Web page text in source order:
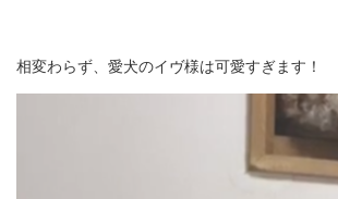
相変わらず、愛犬のイヴ様は可愛すぎます！